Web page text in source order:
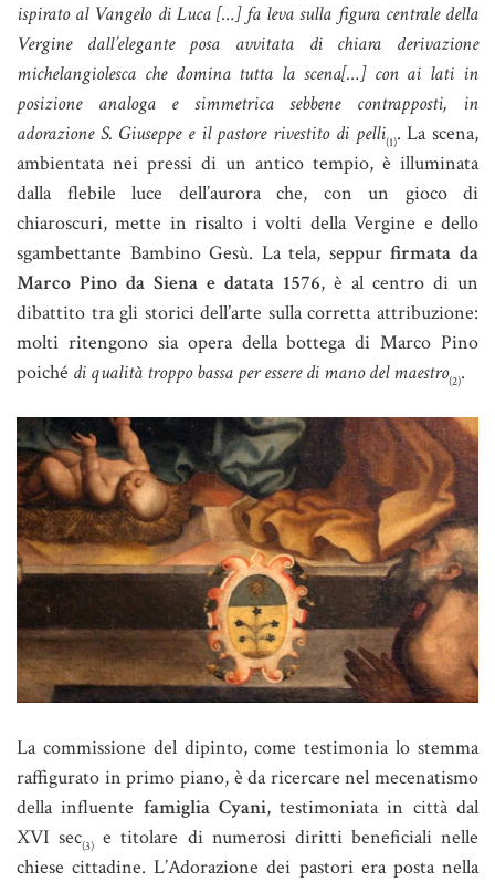
ispirato al Vangelo di Luca […] fa leva sulla figura centrale della
Vergine dall’elegante posa avvitata di chiara derivazione
michelangiolesca che domina tutta la scena[…] con ai lati in
posizione analoga e simmetrica sebbene contrapposti, in
adorazione S. Giuseppe e il pastore rivestito di pelli(1). La scena,
ambientata nei pressi di un antico tempio, è illuminata
dalla flebile luce dell’aurora che, con un gioco di
chiaroscuri, mette in risalto i volti della Vergine e dello
sgambettante Bambino Gesù. La tela, seppurfirmata da
Marco Pino da Siena e datata 1576, è al centro di un
dibattito tra gli storici dell’arte sulla corretta attribuzione:
molti ritengono sia opera della bottega di Marco Pino
poiché di qualità troppo bassa per essere di mano del maestro(2).
La commissione del dipinto, come testimonia lo stemma
raffigurato in primo piano, è da ricercare nel mecenatismo
della influente famiglia Cyani, testimoniata in città dal
XVI sec(3) e titolare di numerosi diritti beneficiali nelle
chiese cittadine. L’Adorazione dei pastori era posta nella